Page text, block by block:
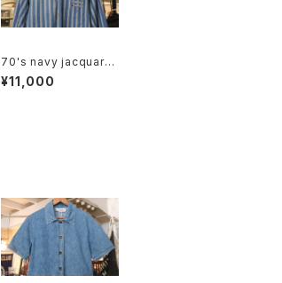
70's navy jacquard
stripe balloon slee
ve Shirt
¥11,000